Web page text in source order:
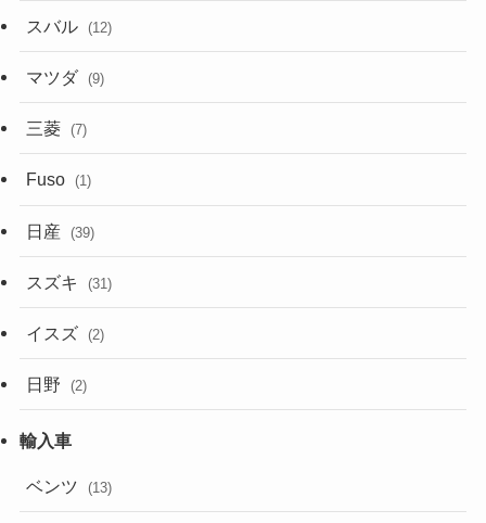
スバル (12)
マツダ (9)
三菱 (7)
Fuso (1)
日産 (39)
スズキ (31)
イスズ (2)
日野 (2)
ベンツ (13)